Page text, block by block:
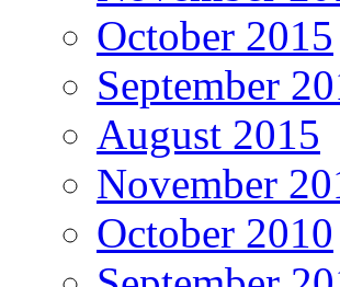
October 2015
September
August 2015
November
October 2010